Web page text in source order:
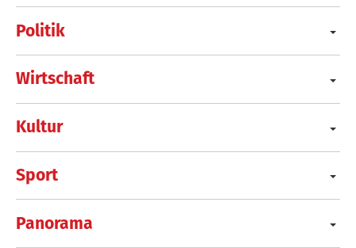
Politik
Wirtschaft
Kultur
Sport
Panorama